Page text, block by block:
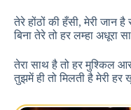
तेरे होंठों की हँसी, मेरी जान
बिना तेरे तो हर लम्हा अधूरा
तेरा साथ है तो हर मुश्किल
तुझमें ही तो मिलती है मेरी हर